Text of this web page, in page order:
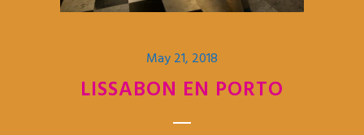
May 21, 2018
LISSABON EN PORTO